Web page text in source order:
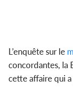
L’enquête sur le
concordantes, la
cette affaire qui